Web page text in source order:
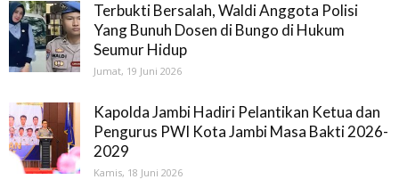
Terbukti Bersalah, Waldi Anggota Polisi
Yang Bunuh Dosen di Bungo di Hukum
Seumur Hidup
Jumat, 19 Juni 2026
Kapolda Jambi Hadiri Pelantikan Ketua dan
Pengurus PWI Kota Jambi Masa Bakti 2026-
2029
Kamis, 18 Juni 2026